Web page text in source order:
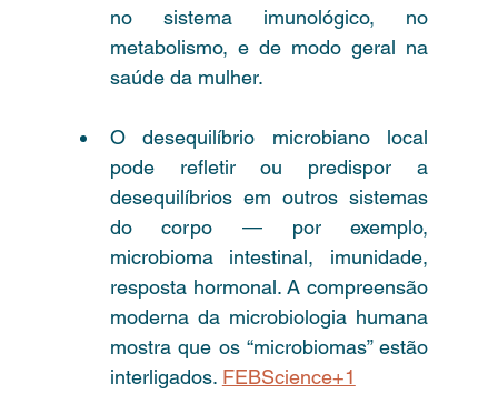
no sistema imunológico, no
metabolismo, e de modo geral na
saúde da mulher.
O desequilíbrio microbiano local
pode refletir ou predispor a
desequilíbrios em outros sistemas
do corpo — por exemplo,
microbioma intestinal, imunidade,
resposta hormonal. A compreensão
moderna da microbiologia humana
mostra que os “microbiomas” estão
interligados. FEBScience+1